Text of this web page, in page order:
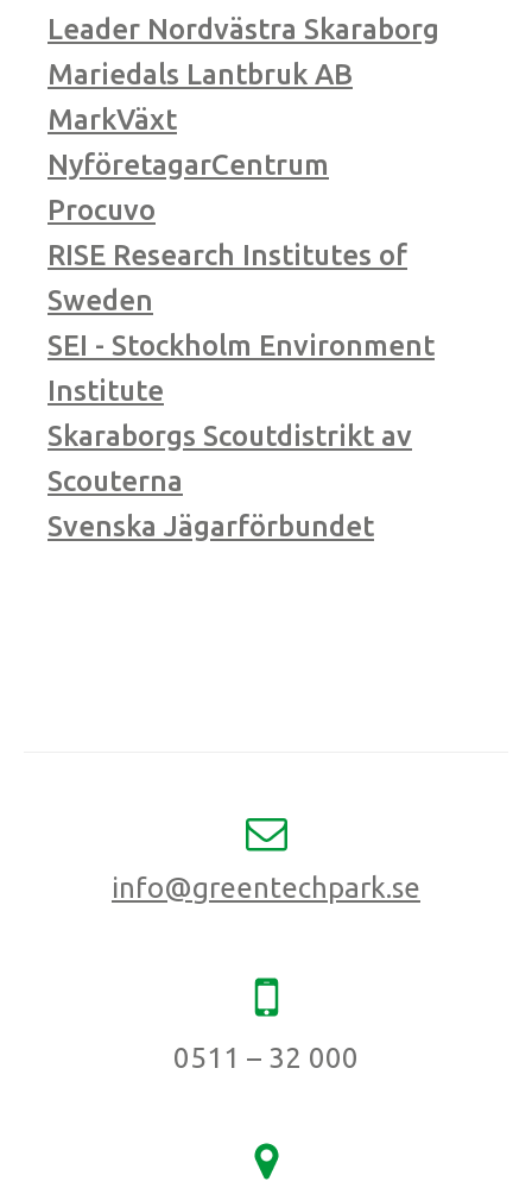
Leader Nordvästra Skaraborg
Mariedals Lantbruk AB
MarkVäxt
NyföretagarCentrum
Procuvo
RISE Research Institutes of
Sweden
SEI - Stockholm Environment
Institute
Skaraborgs Scoutdistrikt av
Scouterna
Svenska Jägarförbundet
info@greentechpark.se
0511 – 32 000